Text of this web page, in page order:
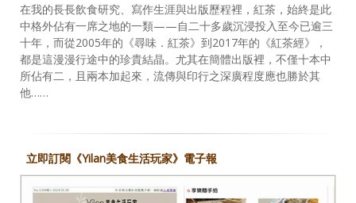
在我的長長飲食研究、寫作生涯與出版歷程裡，紅茶，始終是此
中格外佔有一席之地的一類——自二十多歲沉浸投入至今已逾三
十年，而從2005年的《尋味．紅茶》到2017年的《紅茶經》，
都是這漫漫行途中的珍貴結晶。尤其在簡體出版裡，不僅十本中
所佔有二，且兩本加起來，流傳與印行之深廣程度應也勝於其
他……
立即訂閱《Yilan美食生活玩家》電子報